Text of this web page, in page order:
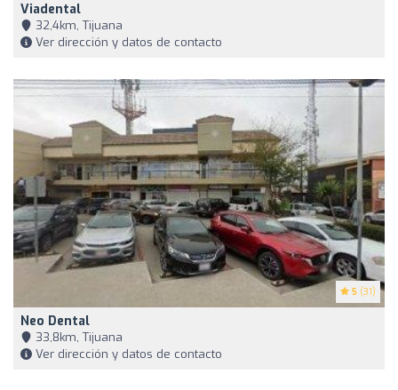
Viadental
32,4km, Tijuana
Ver dirección y datos de contacto
5 (31)
Neo Dental
33,8km, Tijuana
Ver dirección y datos de contacto